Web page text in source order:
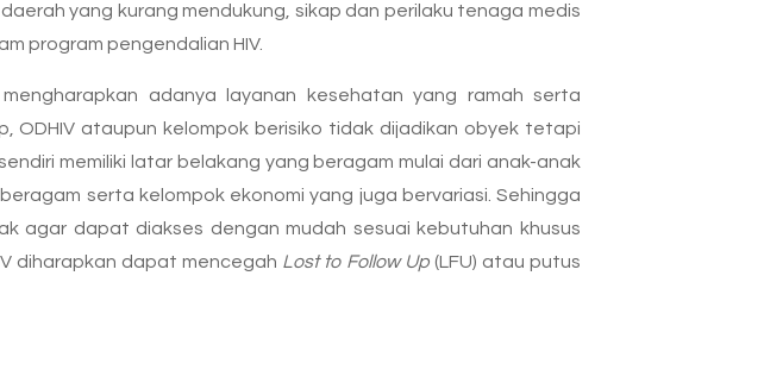
yang kurang mendukung, sikap dan perilaku tenaga medis
program pengendalian HIV.
adanya layanan kesehatan yang ramah serta
ODHIV ataupun kelompok berisiko tidak dijadikan obyek tetapi
memiliki latar belakang yang beragam mulai dari anak-anak
serta kelompok ekonomi yang juga bervariasi. Sehingga
agar dapat diakses dengan mudah sesuai kebutuhan khusus
diharapkan dapat mencegah Lost to Follow Up(LFU) atau putus